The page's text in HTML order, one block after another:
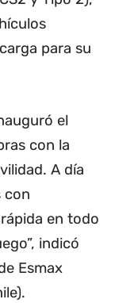
para su
el
con la
A día
con
en todo
indicó
Esmax